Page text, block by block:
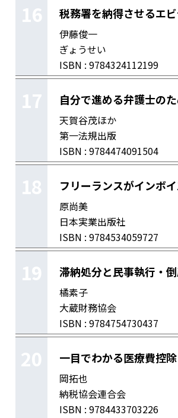
16 税務署を納得させるエ
伊藤俊一
ぎょうせい
ISBN : 9784324112199
17 自分で進める弁護士の
天賀谷茂ほか
第一法規出版
ISBN : 9784474091504
18 フリーランスがインボ
原尚美
日本実業出版社
ISBN : 9784534059727
19 滞納処分と民事執行・
橘素子
大蔵財務協会
ISBN : 9784754730437
20 一目でわかる医療費控
岡拓也
納税協会連合会
ISBN : 9784433703226